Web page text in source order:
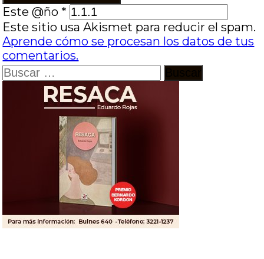
Este @ño *
Este sitio usa Akismet para reducir el spam.
Aprende cómo se procesan los datos de tus
comentarios.
Buscar: